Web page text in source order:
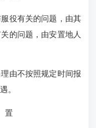
役有关的问题，由其
的问题，由安置地人
由不按照规定时间报
。
置